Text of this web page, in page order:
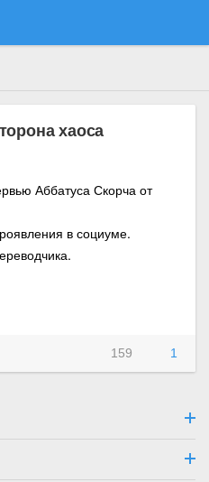
хаоса
Аббатуса Скорча от
в социуме.
159 1